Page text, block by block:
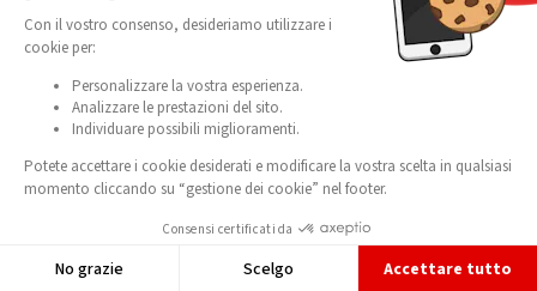
Lunedì-Venerdì 08:00-17:00
Tutti i nostri prezzi sono comprensivi di IVA e tassa di riciclaggio anticipata (TAR).